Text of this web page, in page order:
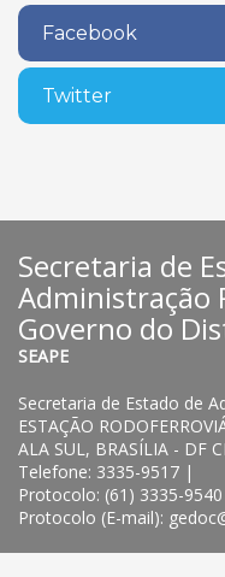
Facebook
Twitter
Secretaria de
Administração
Governo do
SEAPE
Secretaria de Estado de
ESTAÇÃO
ALA SUL, BRASÍLIA - DF
Telefone: 3335-9517 |
Protocolo: (61) 3335-9540
Protocolo (E-mail):